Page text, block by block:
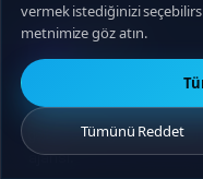
D
DijiPal®
Doğucan Güler ·
2010'dan beri markaları
geliştiren bağımsız bir
ajansı.
vermek istediğinizi
metnimize göz atın.
Tümünü Reddet